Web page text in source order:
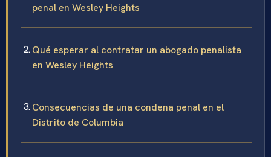
penal en Wesley Heights
Qué esperar al contratar un abogado penalista
en Wesley Heights
Consecuencias de una condena penal en el
Distrito de Columbia